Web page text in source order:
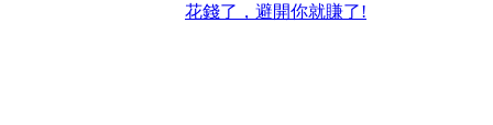
花錢了，避開你就賺了!